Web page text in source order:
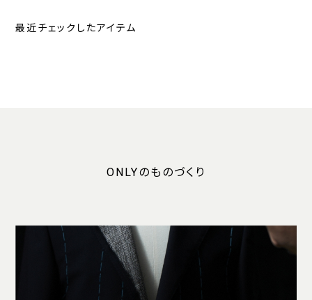
最近チェックしたアイテム
ONLYのものづくり